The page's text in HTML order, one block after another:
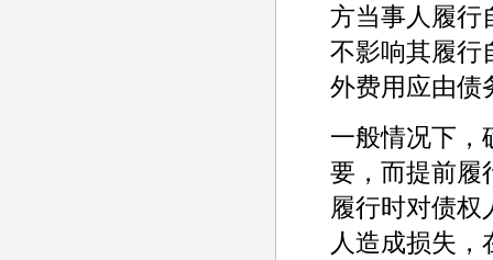
方当事人履行
不影响其履行
外费用应由债
一般情况下，
要，而提前履
履行时对债权
人造成损失